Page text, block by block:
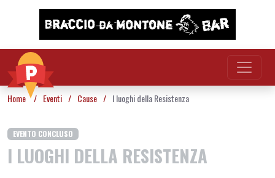
Vai al contenuto
Home / Eventi / Cause / I luoghi della Resistenza
EVENTO CONCLUSO
I LUOGHI DELLA RESISTENZA